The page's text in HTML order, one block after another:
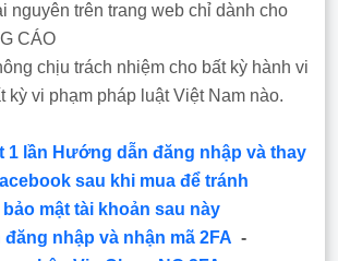
nguyên trên trang web chỉ dành cho
CÁO
chịu trách nhiệm cho bất kỳ hành vi
kỳ vi phạm pháp luật Việt Nam nào.
1 lần Hướng dẫn đăng nhập và thay
sau khi mua để tránh
mật tài khoản sau này
nhập và nhận mã 2FA -